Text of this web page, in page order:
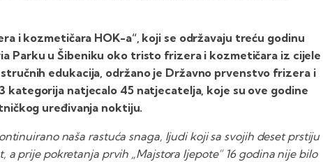
i kozmetičara HOK-a“, koji se održavaju treću godinu
Parku u Šibeniku oko tristo frizera i kozmetičara iz cijele
edukacija, održano je Državno prvenstvo frizera i
kategorija natjecalo 45 natjecatelja, koje su ove godine
uređivanja noktiju.
naša rastuća snaga, ljudi koji sa svojih deset prstiju
a prije pokretanja prvih „Majstora ljepote“ 16 godina nije bilo